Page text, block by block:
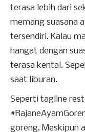
terasa lebih dari
memang suasana
tersendiri. Kalau
hangat dengan
terasa kental.
saat liburan.
Seperti tagline
goreng. Meskipun